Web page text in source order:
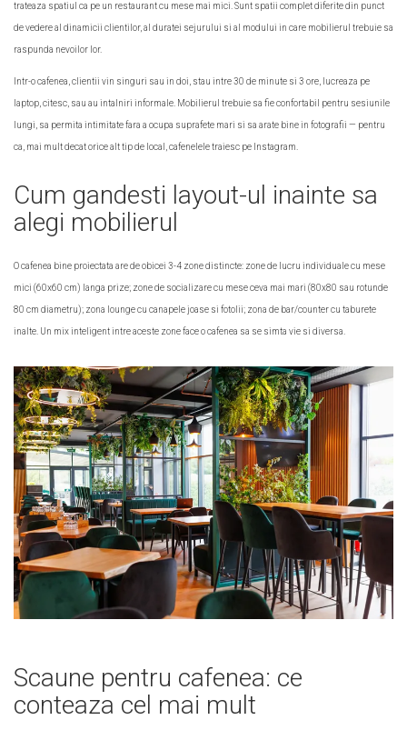
trateaza spatiul ca pe un restaurant cu mese mai mici. Sunt spatii complet diferite din punct
de vedere al dinamicii clientilor, al duratei sejurului si al modului in care mobilierul trebuie sa
raspunda nevoilor lor.
Intr-o cafenea, clientii vin singuri sau in doi, stau intre 30 de minute si 3 ore, lucreaza pe
laptop, citesc, sau au intalniri informale. Mobilierul trebuie sa fie confortabil pentru sesiunile
lungi, sa permita intimitate fara a ocupa suprafete mari si sa arate bine in fotografii — pentru
ca, mai mult decat orice alt tip de local, cafenelele traiesc pe Instagram.
Cum gandesti layout-ul inainte sa
alegi mobilierul
O cafenea bine proiectata are de obicei 3-4 zone distincte: zone de lucru individuale cu mese
mici (60x60 cm) langa prize; zone de socializare cu mese ceva mai mari (80x80 sau rotunde
80 cm diametru); zona lounge cu canapele joase si fotolii; zona de bar/counter cu taburete
inalte. Un mix inteligent intre aceste zone face o cafenea sa se simta vie si diversa.
Scaune pentru cafenea: ce
conteaza cel mai mult